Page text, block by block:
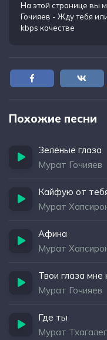
На этой странице вы
Гочияев - Жду тебя
kbps качестве
Похожие песни
Зелёные глаза
Мурат Гочияев
Кайфую от
Мурат
Афина
Мурат
Твои глаза мне
Мурат Гочияев
Где ты
Мурат